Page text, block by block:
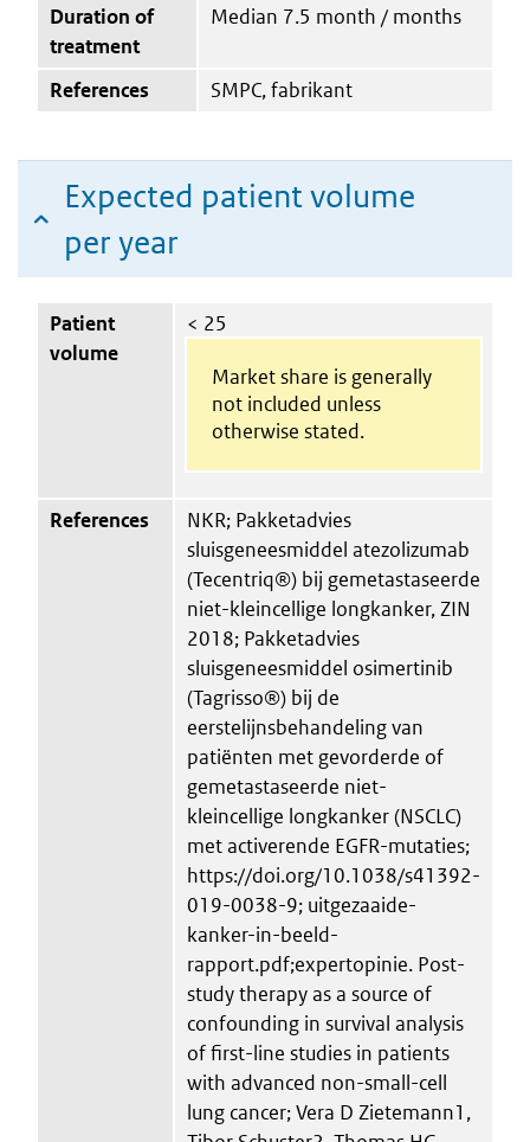
Duration of
treatment
Median 7.5 month / months
References SMPC, fabrikant
Expected patient volume
per year
Patient
volume
< 25
Market share is generally
not included unless
otherwise stated.
References
NKR; Pakketadvies
sluisgeneesmiddel atezolizumab
(Tecentriq®) bij gemetastaseerde
niet-kleincellige longkanker, ZIN
2018; Pakketadvies
sluisgeneesmiddel osimertinib
(Tagrisso®) bij de
eerstelijnsbehandeling van
patiënten met gevorderde of
gemetastaseerde niet-
kleincellige longkanker (NSCLC)
met activerende EGFR-mutaties;
https://doi.org/10.1038/s41392-
019-0038-9; uitgezaaide-
kanker-in-beeld-
rapport.pdf;expertopinie. Post-
study therapy as a source of
confounding in survival analysis
of first-line studies in patients
with advanced non-small-cell
lung cancer; Vera D Zietemann1,